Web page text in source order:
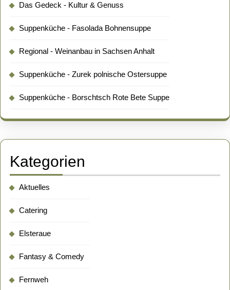
Das Gedeck - Kultur & Genuss
Suppenküche - Fasolada Bohnensuppe
Regional - Weinanbau in Sachsen Anhalt
Suppenküche - Zurek polnische Ostersuppe
Suppenküche - Borschtsch Rote Bete Suppe
Kategorien
Aktuelles
Catering
Elsteraue
Fantasy & Comedy
Fernweh